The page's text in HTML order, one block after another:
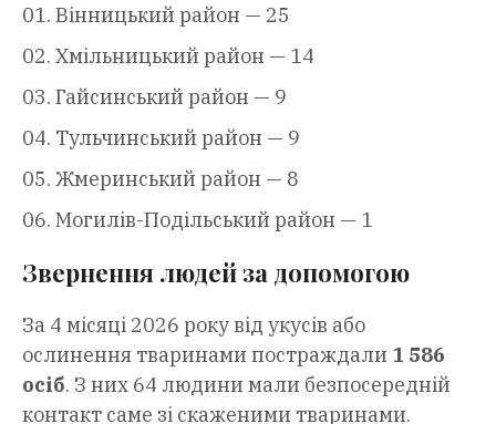
Вінницький район — 25
Хмільницький район — 14
Гайсинський район — 9
Тульчинський район — 9
Жмеринський район — 8
Могилів-Подільський район — 1
Звернення людей за допомогою
За 4 місяці 2026 року від укусів або
ослинення тваринами постраждали 1 586
осіб. З них 64 людини мали безпосередній
контакт саме зі скаженими тваринами.